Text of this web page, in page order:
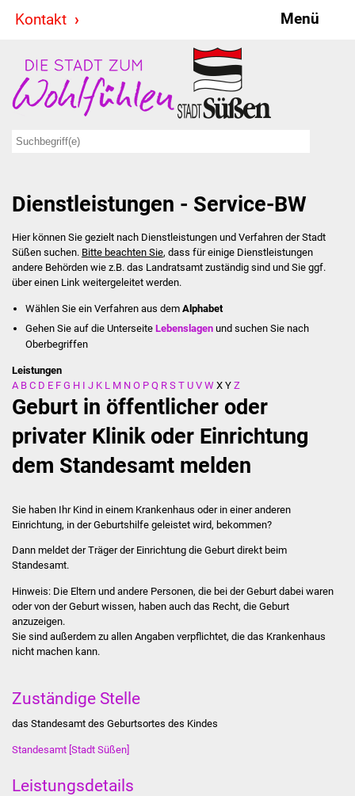
Kontakt Menü
Stadt & Politik
Bürgermeister
Ausschüsse
Ratsinformationssystem
Jugendbeirat
Summerrockfestival
Stadtverwaltung
Ansprechpartner
Behördenwegweiser
Ortsrecht
Stadtinfo
Dienstleistungen - Service-BW
Hier können Sie gezielt nach Dienstleistungen und Verfahren der Stadt
Süßen suchen. Bitte beachten Sie, dass für einige Dienstleistungen
andere Behörden wie z.B. das Landratsamt zuständig sind und Sie ggf.
über einen Link weitergeleitet werden.
Wählen Sie ein Verfahren aus dem Alphabet
Gehen Sie auf die UnterseiteLebenslagen und suchen Sie nach
Oberbegriffen
Leistungen
A B C D E F G H I J K L M N O P Q R S T U V W X Y Z
Geburt in öffentlicher oder
privater Klinik oder Einrichtung
dem Standesamt melden
Sie haben Ihr Kind in einem Krankenhaus oder in einer anderen
Einrichtung, in der Geburtshilfe geleistet wird, bekommen?
Dann meldet der Träger der Einrichtung die Geburt direkt beim
Standesamt.
Hinweis: Die Eltern und andere Personen, die bei der Geburt dabei waren
oder von der Geburt wissen, haben auch das Recht, die Geburt
anzuzeigen.
Sie sind außerdem zu allen Angaben verpflichtet, die das Krankenhaus
nicht machen kann.
Zuständige Stelle
das Standesamt des Geburtsortes des Kindes
Standesamt [Stadt Süßen]
Leistungsdetails